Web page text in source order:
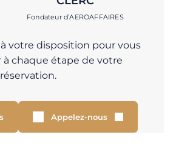
Fondateur d’AEROAFFAIRES
votre disposition pour vous
à chaque étape de votre
réservation.
Appelez-nous